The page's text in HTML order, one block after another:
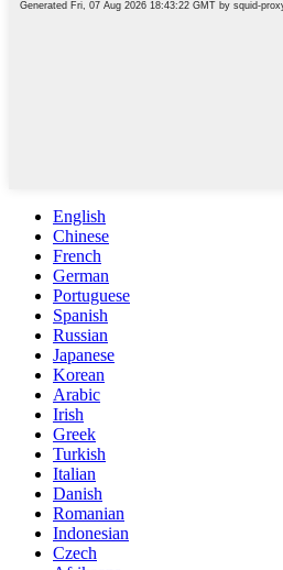
English
Chinese
French
German
Portuguese
Spanish
Russian
Japanese
Korean
Arabic
Irish
Greek
Turkish
Italian
Danish
Romanian
Indonesian
Czech